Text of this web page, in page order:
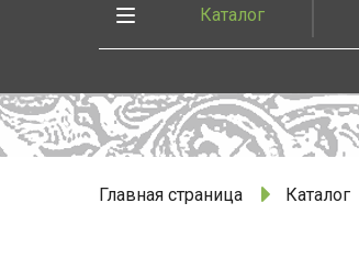
Каталог
Развернуть
Главная страница Каталог